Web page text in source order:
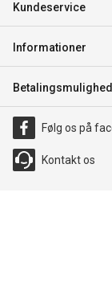
Kundeservice
Informationer
Følg os på
Kontakt os